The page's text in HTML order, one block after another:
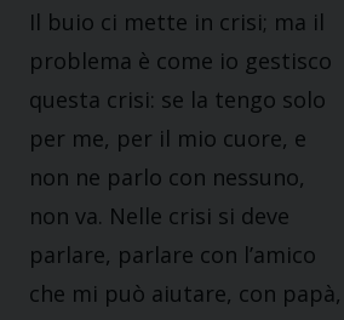
Il buio ci mette in crisi; ma il
problema è come io gestisco
questa crisi: se la tengo solo
per me, per il mio cuore, e
non ne parlo con nessuno,
non va. Nelle crisi si deve
parlare, parlare con l’amico
che mi può aiutare, con papà,